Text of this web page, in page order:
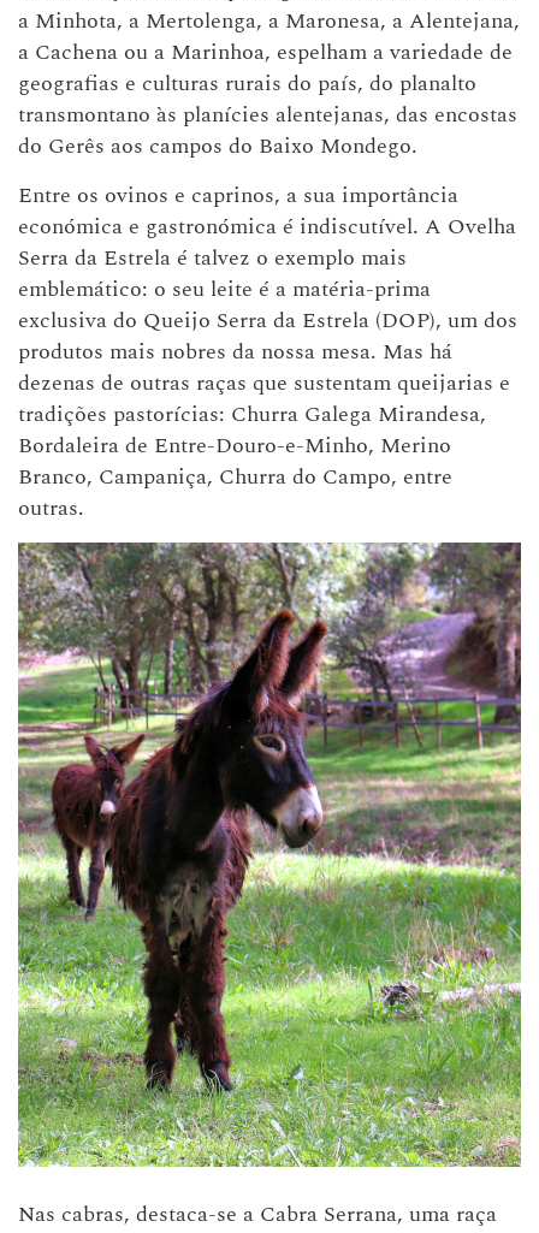
a Minhota, a Mertolenga, a Maronesa, a Alentejana,
a Cachena ou a Marinhoa, espelham a variedade de
geografias e culturas rurais do país, do planalto
transmontano às planícies alentejanas, das encostas
do Gerês aos campos do Baixo Mondego.
Entre os ovinos e caprinos, a sua importância
económica e gastronómica é indiscutível. A Ovelha
Serra da Estrela é talvez o exemplo mais
emblemático: o seu leite é a matéria-prima
exclusiva do Queijo Serra da Estrela (DOP), um dos
produtos mais nobres da nossa mesa. Mas há
dezenas de outras raças que sustentam queijarias e
tradições pastorícias: Churra Galega Mirandesa,
Bordaleira de Entre-Douro-e-Minho, Merino
Branco, Campaniça, Churra do Campo, entre
outras.
Nas cabras, destaca-se a Cabra Serrana, uma raça